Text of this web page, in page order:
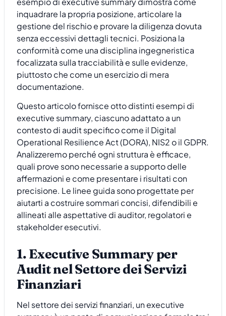
inquadrare la propria posizione, articolare la
gestione del rischio e provare la diligenza dovuta
senza eccessivi dettagli tecnici. Posiziona la
conformità come una disciplina ingegneristica
focalizzata sulla tracciabilità e sulle evidenze,
piuttosto che come un esercizio di mera
documentazione.
Questo articolo fornisce otto distinti esempi di
executive summary, ciascuno adattato a un
contesto di audit specifico come il Digital
Operational Resilience Act (DORA), NIS2 o il GDPR.
Analizzeremo perché ogni struttura è efficace,
quali prove sono necessarie a supporto delle
affermazioni e come presentare i risultati con
precisione. Le linee guida sono progettate per
aiutarti a costruire sommari concisi, difendibili e
allineati alle aspettative di auditor, regolatori e
stakeholder esecutivi.
1. Executive Summary per
Audit nel Settore dei Servizi
Finanziari
Nel settore dei servizi finanziari, un executive